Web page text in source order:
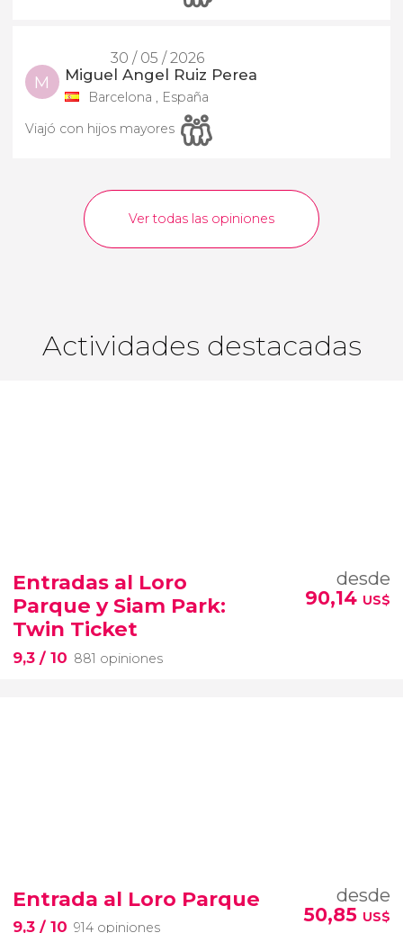
30 / 05 / 2026
M Miguel Angel Ruiz Perea
Barcelona , España
Viajó con hijos mayores
Ver todas las opiniones
Actividades destacadas
Entradas al Loro
Parque y Siam Park:
Twin Ticket
9,3 / 10 881 opiniones
desde
90,14 US$
Entrada al Loro Parque
9,3 / 10 914 opiniones
desde
50,85 US$